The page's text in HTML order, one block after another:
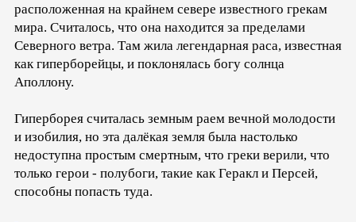
расположенная на крайнем севере известного грекам
мира. Считалось, что она находится за пределами
Северного ветра. Там жила легендарная раса, известная
как гиперборейцы, и поклонялась богу солнца
Аполлону.
Гиперборея считалась земным раем вечной молодости
и изобилия, но эта далёкая земля была настолько
недоступна простым смертным, что греки верили, что
только герои - полубоги, такие как Геракл и Персей,
способны попасть туда.